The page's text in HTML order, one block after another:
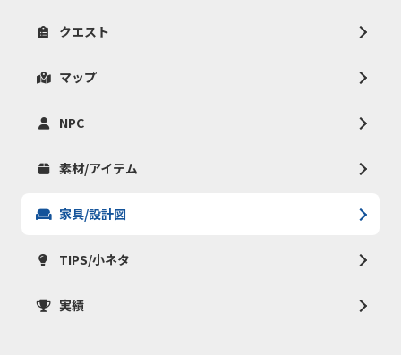
クエスト
マップ
NPC
素材/アイテム
家具/設計図
TIPS/小ネタ
実績